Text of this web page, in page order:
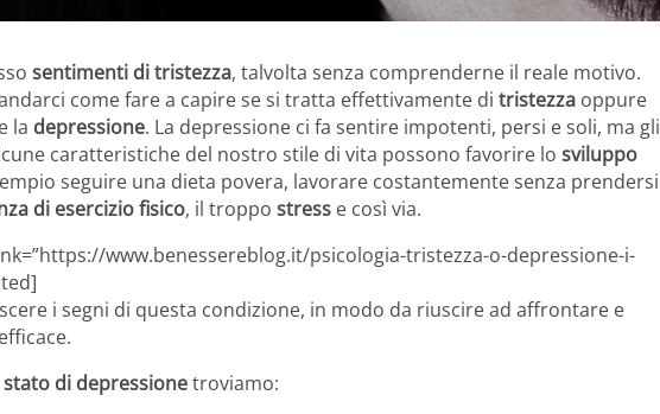
sentimenti di tristezza, talvolta senza comprenderne il reale motivo.
come fare a capire se si tratta effettivamente di tristezza oppure
la depressione. La depressione ci fa sentire impotenti, persi e soli, ma gli
caratteristiche del nostro stile di vita possono favorire lo sviluppo
seguire una dieta povera, lavorare costantemente senza prendersi
di esercizio fisico, il troppo stress e così via.
www.benessereblog.it/psicologia-tristezza-o-depressione-i-
i segni di questa condizione, in modo da riuscire ad affrontare e
stato di depressionetroviamo: